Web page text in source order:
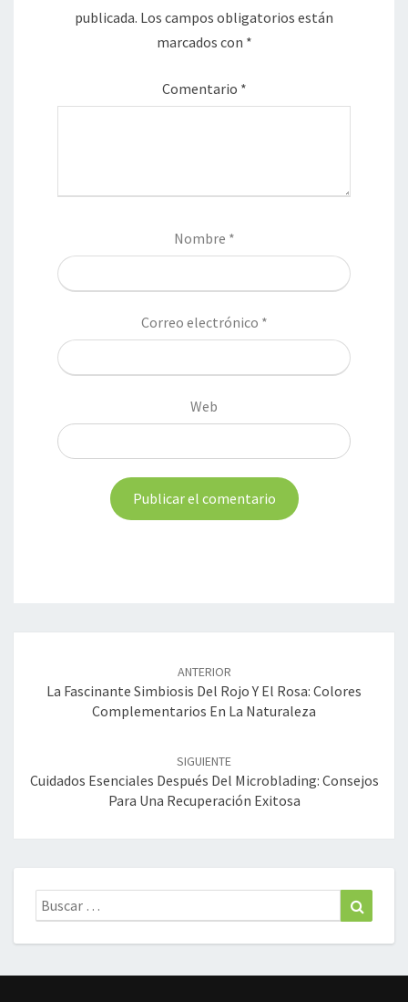
publicada. Los campos obligatorios están
marcados con *
Comentario *
Nombre *
Correo electrónico *
Web
entradas
ANTERIOR
La Fascinante Simbiosis Del Rojo Y El Rosa: Colores
Complementarios En La Naturaleza
SIGUIENTE
Cuidados Esenciales Después Del Microblading: Consejos
Para Una Recuperación Exitosa
Buscar: